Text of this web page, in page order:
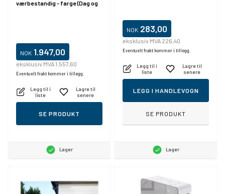
værbestandig - farge (Dag og
NOK 1.947,00
eksklusiv MVA 1.557,60
Eventuelt frakt kommer i tillegg.
Legg til i
liste
Lagre til
senere
SE PRODUKT
Lager
NOK 283,00
eksklusiv MVA 226,40
Eventuelt frakt kommer i tillegg.
Legg til i
liste
Lagre til
senere
LEGG I HANDLEVOGN
SE PRODUKT
Lager